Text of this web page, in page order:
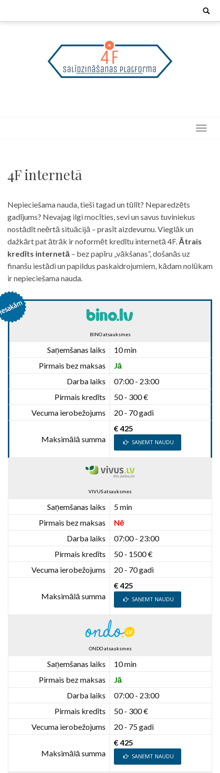
Search
4F internetā
Nepieciešama nauda, tieši tagad un tūlīt? Neparedzēts
gadījums? Nevajag ilgi mocīties, sevi un savus tuviniekus
nostādīt neērtā situācijā – prasīt aizdevumu. Vieglāk un
dažkārt pat ātrāk ir noformēt kredītu internetā 4F. Ātrais
kredīts internetā – bez papīru „vākšanas”, došanās uz
finanšu iestādi un papildus paskaidrojumiem, kādam nolūkam
ir nepieciešama nauda.
BINO atsauksmes
Saņemšanas laiks
10 min
Pirmais bez maksas
Jā
Darba laiks
07:00 - 23:00
Pirmais kredīts
50 - 300 €
Vecuma ierobežojums
20 - 70 gadi
Maksimālā summa
€ 425
SAŅEMT NAUDU
VIVUS atsauksmes
Saņemšanas laiks
5 min
Pirmais bez maksas
Nē
Darba laiks
07:00 - 23:00
Pirmais kredīts
50 - 1500 €
Vecuma ierobežojums
20 - 70 gadi
Maksimālā summa
€ 425
SAŅEMT NAUDU
ONDO atsauksmes
Saņemšanas laiks
10 min
Pirmais bez maksas
Jā
Darba laiks
07:00 - 23:00
Pirmais kredīts
50 - 300 €
Vecuma ierobežojums
20 - 75 gadi
Maksimālā summa
€ 425
SAŅEMT NAUDU